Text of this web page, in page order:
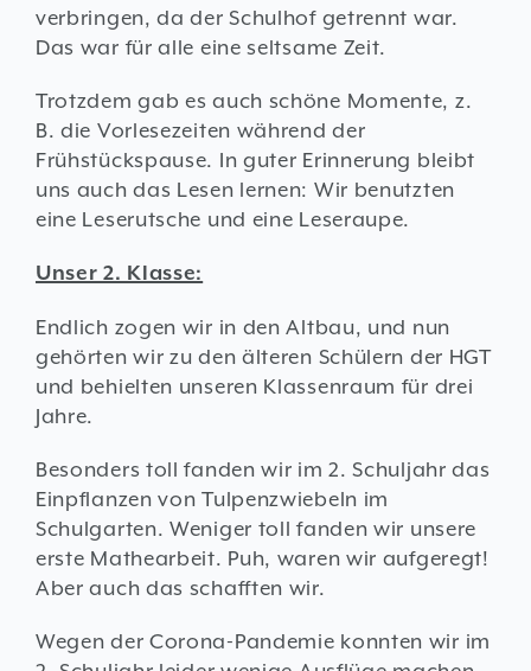
verbringen, da der Schulhof getrennt war.
Das war für alle eine seltsame Zeit.
Trotzdem gab es auch schöne Momente, z.
B. die Vorlesezeiten während der
Frühstückspause. In guter Erinnerung bleibt
uns auch das Lesen lernen: Wir benutzten
eine Leserutsche und eine Leseraupe.
Unser 2. Klasse:
Endlich zogen wir in den Altbau, und nun
gehörten wir zu den älteren Schülern der HGT
und behielten unseren Klassenraum für drei
Jahre.
Besonders toll fanden wir im 2. Schuljahr das
Einpflanzen von Tulpenzwiebeln im
Schulgarten. Weniger toll fanden wir unsere
erste Mathearbeit. Puh, waren wir aufgeregt!
Aber auch das schafften wir.
Wegen der Corona-Pandemie konnten wir im